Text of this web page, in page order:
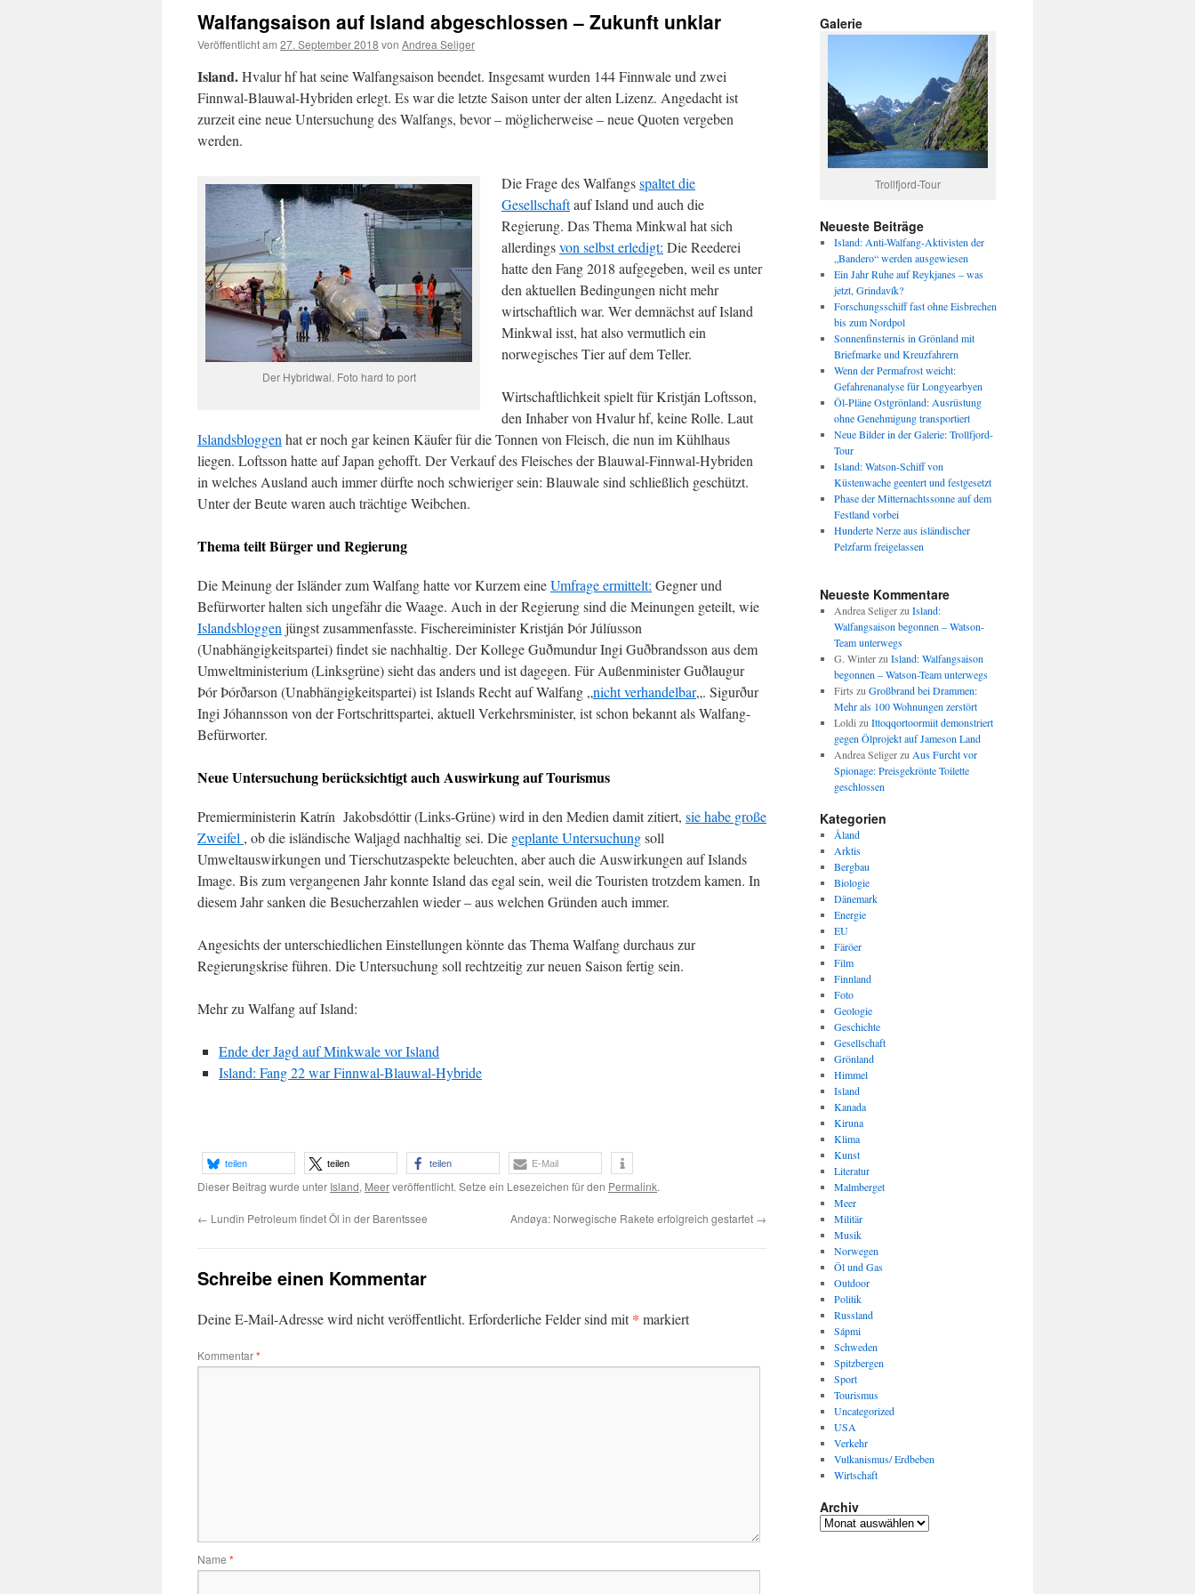
Walfangsaison auf Island abgeschlossen – Zukunft unklar
Veröffentlicht am 27. September 2018 von Andrea Seliger
Island.Hvalur hf hat seine Walfangsaison beendet. Insgesamt wurden 144 Finnwale und zwei
Finnwal-Blauwal-Hybriden erlegt. Es war die letzte Saison unter der alten Lizenz. Angedacht ist
zurzeit eine neue Untersuchung des Walfangs, bevor – möglicherweise – neue Quoten vergeben
werden.
Der Hybridwal. Foto hard to port
Die Frage des Walfangsspaltet die
Gesellschaftauf Island und auch die
Regierung. Das Thema Minkwal hat sich
allerdingsvon selbst erledigt: Die Reederei
hatte den Fang 2018 aufgegeben, weil es unter
den aktuellen Bedingungen nicht mehr
wirtschaftlich war. Wer demnächst auf Island
Minkwal isst, hat also vermutlich ein
norwegisches Tier auf dem Teller.
Wirtschaftlichkeit spielt für Kristján Loftsson,
den Inhaber von Hvalur hf, keine Rolle. Laut
Islandsbloggen hat er noch gar keinen Käufer für die Tonnen von Fleisch, die nun im Kühlhaus
liegen. Loftsson hatte auf Japan gehofft. Der Verkauf des Fleisches der Blauwal-Finnwal-Hybriden
in welches Ausland auch immer dürfte noch schwieriger sein: Blauwale sind schließlich geschützt.
Unter der Beute waren auch trächtige Weibchen.
Thema teilt Bürger und Regierung
Die Meinung der Isländer zum Walfang hatte vor Kurzem eineUmfrage ermittelt: Gegner und
Befürworter halten sich ungefähr die Waage. Auch in der Regierung sind die Meinungen geteilt, wie
Islandsbloggen jüngst zusammenfasste. Fischereiminister Kristján Þór Júlíusson
(Unabhängigkeitspartei) findet sie nachhaltig. Der Kollege Guðmundur Ingi Guðbrandsson aus dem
Umweltministerium (Linksgrüne) sieht das anders und ist dagegen. Für Außenminister Guðlaugur
Þór Þórðarson (Unabhängigkeitspartei) ist Islands Recht auf Walfang „nicht verhandelbar„. Sigurður
Ingi Jóhannsson von der Fortschrittspartei, aktuell Verkehrsminister, ist schon bekannt als Walfang-
Befürworter.
Neue Untersuchung berücksichtigt auch Auswirkung auf Tourismus
Premierministerin Katrín Jakobsdóttir (Links-Grüne) wird in den Medien damit zitiert, sie habe große
Zweifel , ob die isländische Waljagd nachhaltig sei. Die geplante Untersuchungsoll
Umweltauswirkungen und Tierschutzaspekte beleuchten, aber auch die Auswirkungen auf Islands
Image. Bis zum vergangenen Jahr konnte Island das egal sein, weil die Touristen trotzdem kamen. In
diesem Jahr sanken die Besucherzahlen wieder – aus welchen Gründen auch immer.
Angesichts der unterschiedlichen Einstellungen könnte das Thema Walfang durchaus zur
Regierungskrise führen. Die Untersuchung soll rechtzeitig zur neuen Saison fertig sein.
Mehr zu Walfang auf Island:
Ende der Jagd auf Minkwale vor Island
Island: Fang 22 war Finnwal-Blauwal-Hybride
teilen teilen teilen E-Mail
Dieser Beitrag wurde unter Island, Meerveröffentlicht. Setze ein Lesezeichen für den Permalink.
← Lundin Petroleum findet Öl in der Barentssee Andøya: Norwegische Rakete erfolgreich gestartet →
Schreibe einen Kommentar
Deine E-Mail-Adresse wird nicht veröffentlicht. Erforderliche Felder sind mit* markiert
Kommentar*
Name *
Galerie
Trollfjord-Tour
Neueste Beiträge
Island: Anti-Walfang-Aktivisten der
„Bandero“ werden ausgewiesen
Ein Jahr Ruhe auf Reykjanes – was
jetzt, Grindavík?
Forschungsschiff fast ohne Eisbrechen
bis zum Nordpol
Sonnenfinsternis in Grönland mit
Briefmarke und Kreuzfahrern
Wenn der Permafrost weicht:
Gefahrenanalyse für Longyearbyen
Öl-Pläne Ostgrönland: Ausrüstung
ohne Genehmigung transportiert
Neue Bilder in der Galerie: Trollfjord-
Tour
Island: Watson-Schiff von
Küstenwache geentert und festgesetzt
Phase der Mitternachtssonne auf dem
Festland vorbei
Hunderte Nerze aus isländischer
Pelzfarm freigelassen
Neueste Kommentare
Andrea Seligerzu Island:
Walfangsaison begonnen – Watson-
Team unterwegs
G. Winterzu Island: Walfangsaison
begonnen – Watson-Team unterwegs
Firts zu Großbrand bei Drammen:
Mehr als 100 Wohnungen zerstört
Loldi zu Ittoqqortoormiit demonstriert
gegen Ölprojekt auf Jameson Land
Andrea Seligerzu Aus Furcht vor
Spionage: Preisgekrönte Toilette
geschlossen
Kategorien
Åland
Arktis
Bergbau
Biologie
Dänemark
Energie
EU
Färöer
Film
Finnland
Foto
Geologie
Geschichte
Gesellschaft
Grönland
Himmel
Island
Kanada
Kiruna
Klima
Kunst
Literatur
Malmberget
Meer
Militär
Musik
Norwegen
Öl und Gas
Outdoor
Politik
Russland
Sápmi
Schweden
Spitzbergen
Sport
Tourismus
Uncategorized
USA
Verkehr
Vulkanismus/ Erdbeben
Wirtschaft
Archiv
Archiv